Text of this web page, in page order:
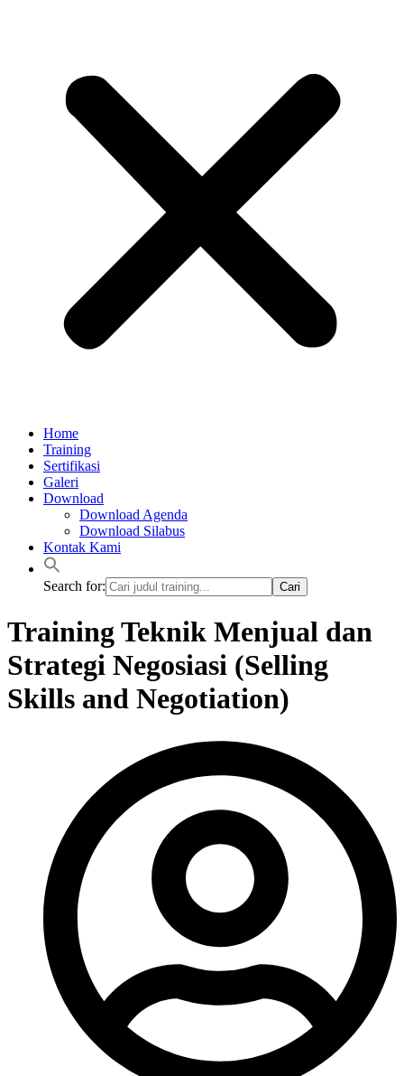
Home
Training
Sertifikasi
Galeri
Download
Download Agenda
Download Silabus
Kontak Kami
Search for:
Training Teknik Menjual dan
Strategi Negosiasi (Selling
Skills and Negotiation)